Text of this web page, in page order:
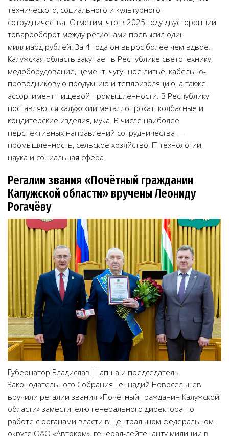
технического, социального и культурного
сотрудничества. Отметим, что в 2025 году двусторонний
товарооборот между регионами превысил один
миллиард рублей. За 4 года он вырос более чем вдвое.
Калужская область закупает в Республике светотехнику,
медоборудование, цемент, чугунное литьё, кабельно-
проводниковую продукцию и теплоизоляцию, а также
ассортимент пищевой промышленности. В Республику
поставляются калужский металлопрокат, колбасные и
кондитерские изделия, мука. В числе наиболее
перспективных направлений сотрудничества —
промышленность, сельское хозяйство, IT-технологии,
наука и социальная сфера.
Регалии звания «Почётный гражданин
Калужской области» вручены Леониду
Рогачёву
Губернатор Владислав Шапша и председатель
Законодательного Собрания Геннадий Новосельцев
вручили регалии звания «Почётный гражданин Калужской
области» заместителю генерального директора по
работе с органами власти в Центральном федеральном
округе ОАО «Автоком», генерал-лейтенанту милиции в